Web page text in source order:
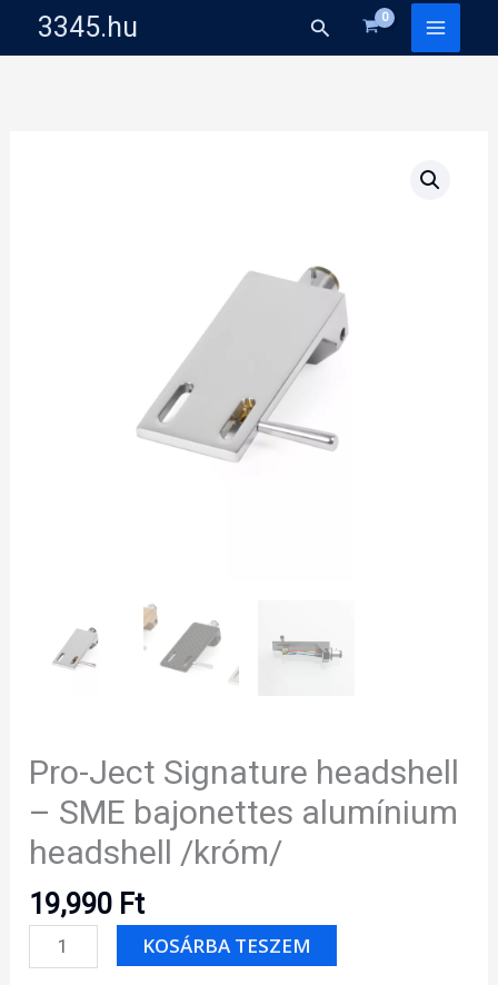
3345.hu Search
Pro-Ject Signature headshell
– SME bajonettes alumínium
headshell /króm/
19,990 Ft
Pro-
Ject
KOSÁRBA TESZEM